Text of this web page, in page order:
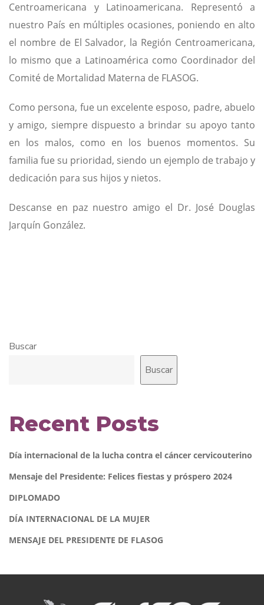
Centroamericana y Latinoamericana. Representó a
nuestro País en múltiples ocasiones, poniendo en alto
el nombre de El Salvador, la Región Centroamericana,
lo mismo que a Latinoamérica como Coordinador del
Comité de Mortalidad Materna de FLASOG.
Como persona, fue un excelente esposo, padre, abuelo
y amigo, siempre dispuesto a brindar su apoyo tanto
en los malos, como en los buenos momentos. Su
familia fue su prioridad, siendo un ejemplo de trabajo y
dedicación para sus hijos y nietos.
Descanse en paz nuestro amigo el Dr. José Douglas
Jarquín González.
Buscar
Buscar
Recent Posts
Día internacional de la lucha contra el cáncer cervicouterino
Mensaje del Presidente: Felices fiestas y próspero 2024
DIPLOMADO
DÍA INTERNACIONAL DE LA MUJER
MENSAJE DEL PRESIDENTE DE FLASOG